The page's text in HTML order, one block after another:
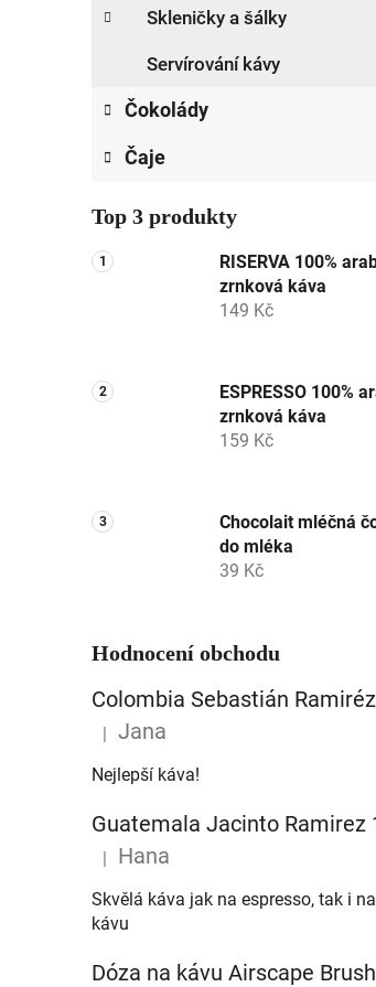
Skleničky a šálky
Servírování kávy
Čokolády
Čaje
Top 3 produkty
RISERVA 100%
zrnková káva
149 Kč
ESPRESSO 100%
zrnková káva
159 Kč
Chocolait mléčná
do mléka
39 Kč
Hodnocení obchodu
Hodnocení produktu je 5 z 5
Jana
Nejlepší káva!
Hodnocení produktu je 5 z 5
Hana
Skvělá káva jak na espresso, tak i
kávu